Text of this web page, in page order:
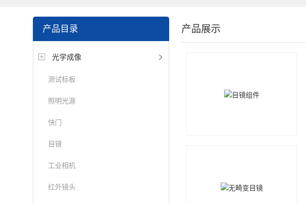
产品目录
光学成像
测试标板
照明光源
快门
目镜
工业相机
红外镜头
产品展示